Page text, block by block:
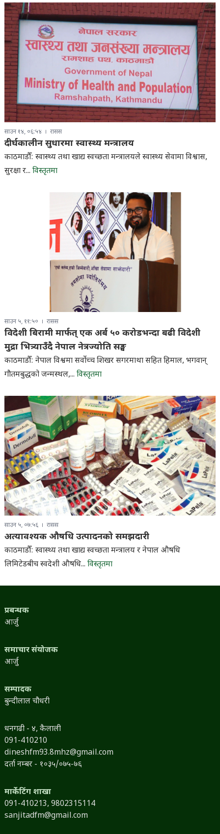
साउन १४, ०६:५४ रासस
दीर्घकालीन सुधारमा स्वास्थ्य मन्त्रालय
काठमाडौँ: स्वास्थ्य तथा खाद्य स्वच्छता मन्त्रालयले स्वास्थ्य सेवामा विश्वास,
सुरक्षा र... विस्तृतमा
साउन ५, ११:५० रासस
विदेशी बिरामी मार्फत् एक अर्ब ५० करोडभन्दा बढी विदेशी
मुद्रा भित्र्याउँदै नेपाल नेत्रज्योति सङ्घ
काठमाडौँ: नेपाल विश्वमा सर्वाेच्च शिखर सगरमाथा सहित हिमाल, भगवान्
गौतमबुद्धको जन्मस्थल,... विस्तृतमा
साउन ५, ०७:५६ रासस
अत्यावश्यक औषधि उत्पादनको समझदारी
काठमाडौँ: स्वास्थ्य तथा खाद्य स्वच्छता मन्त्रालय र नेपाल औषधि
लिमिटेडबीच स्वदेशी औषधि... विस्तृतमा
प्रबन्धक
आर्जु
समाचार संयोजक
आर्जु
सम्पादक
बुन्दीलाल चौधरी
धनगढी - ४, कैलाली
091-410210
dineshfm93.8mhz@gmail.com
दर्ता नम्बर - १०३५/०७५-७६
मार्केटिंग शाखा
091-410213, 9802315114
sanjitadfm@gmail.com